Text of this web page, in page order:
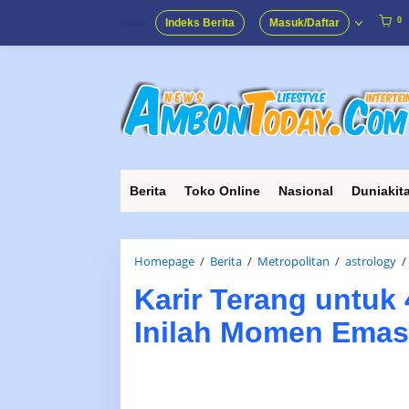
Indeks Berita Masuk/Daftar 0
Berita Toko Online Nasional
Homepage / Berita / Metropolitan / astrology /
Karir Terang untuk
Inilah Momen Emas